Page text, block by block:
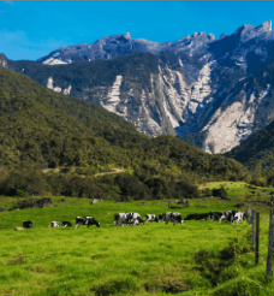
Ver post de Asia